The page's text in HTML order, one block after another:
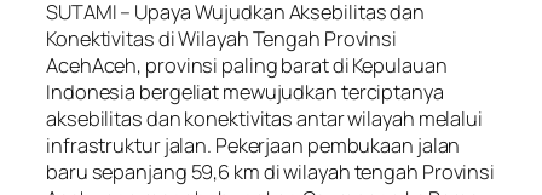
SUTAMI – Upaya Wujudkan Aksebilitas dan
Konektivitas di Wilayah Tengah Provinsi
AcehAceh, provinsi paling barat di Kepulauan
Indonesia bergeliat mewujudkan terciptanya
aksebilitas dan konektivitas antar wilayah melalui
infrastruktur jalan. Pekerjaan pembukaan jalan
baru sepanjang 59,6 km di wilayah tengah Provinsi